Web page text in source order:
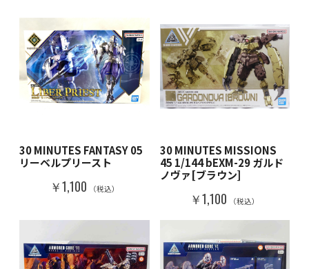
30 MINUTES FANTASY 05
リーベルプリースト
￥1,100 （税込）
30 MINUTES MISSIONS
45 1/144 bEXM-29 ガルド
ノヴァ[ブラウン]
￥1,100 （税込）